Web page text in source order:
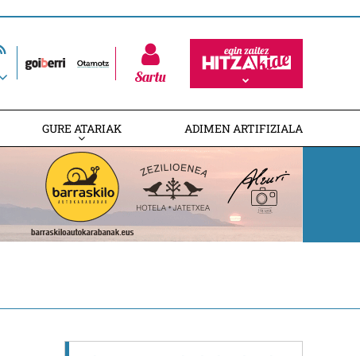
Sartu
GURE ATARIAK ADIMEN ARTIFIZIALA